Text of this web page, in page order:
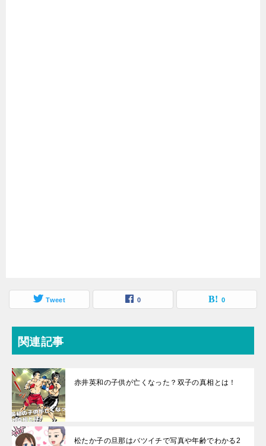
Tweet 0 0
関連記事
赤井英和の子供が亡くなった？双子の真相とは！
松たか子の旦那はバツイチで写真や年齢でわかる2